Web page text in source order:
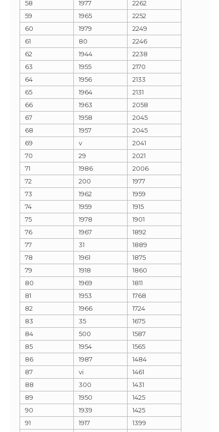
58
1977
2262
59
1965
2252
60
1979
2249
61
80
2246
62
1944
2238
63
1955
2170
64
1956
2133
65
1964
2131
66
1963
2058
67
1958
2045
68
1957
2045
69
v
2041
70
29
2021
71
1986
2006
72
200
1977
73
1962
1959
74
1959
1915
75
1978
1901
76
1967
1892
77
31
1889
78
1961
1875
79
1918
1860
80
1969
1811
81
1953
1768
82
1966
1724
83
35
1675
84
500
1587
85
1954
1565
86
1987
1484
87
vi
1461
88
300
1431
89
1950
1425
90
1939
1425
91
1917
1399